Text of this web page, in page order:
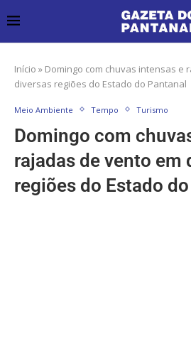
Início » Domingo com chuvas intensas e
diversas regiões do Estado do Pantanal
Meio Ambiente Tempo Turismo
Domingo com
rajadas de vento em
regiões do Estado